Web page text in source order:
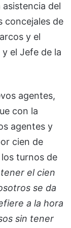
del
concejales de
y el
el Jefe de la
agentes,
con la
agentes y
cien de
turnos de
tener el cien
se da
a la hora
sin tener